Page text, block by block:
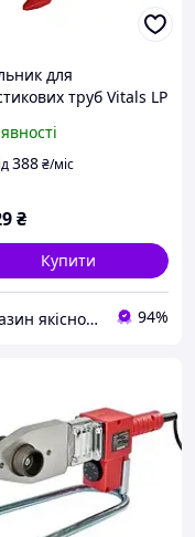
для
труб Vitals LP
388₴/міс
₴
Купити
Магазин якісного інструменту Tools Shop 24/7 94%